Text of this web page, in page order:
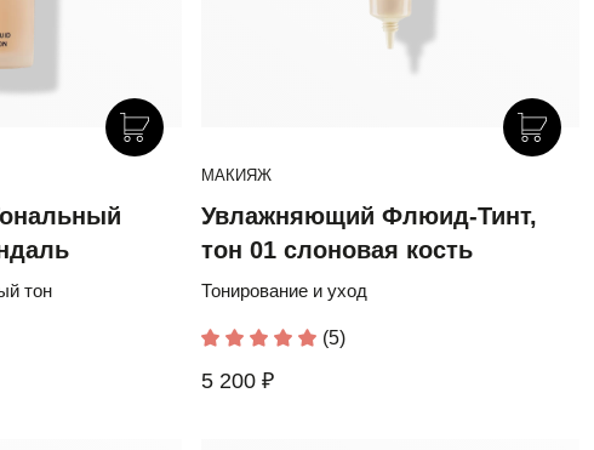
тон
МАКИЯЖ
Увлажняющий Флюид-Тинт,
тон 01 слоновая кость
Тонирование и уход
(5)
5 200 ₽